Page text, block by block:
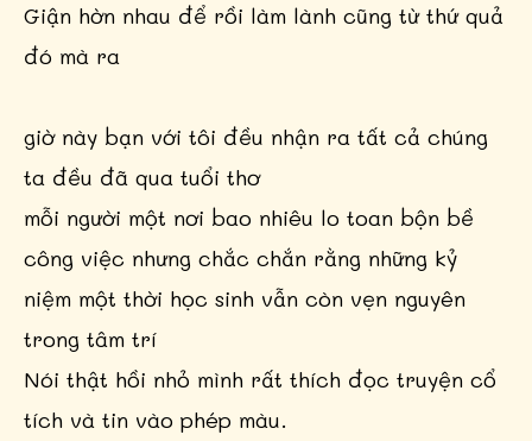
Giận hờn nhau để rồi làm lành cũng từ thứ quả
đó mà ra
giờ này bạn với tôi đều nhận ra tất cả chúng
ta đều đã qua tuổi thơ
mỗi người một nơi bao nhiêu lo toan bộn bề
công việc nhưng chắc chắn rằng những kỷ
niệm một thời học sinh vẫn còn vẹn nguyên
trong tâm trí
Nói thật hồi nhỏ mình rất thích đọc truyện cổ
tích và tin vào phép màu.